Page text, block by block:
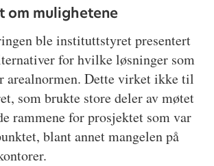
om mulighetene
ble instituttstyret presentert
for hvilke løsninger som
arealnormen. Dette virket ikke til
som brukte store deler av møtet
rammene for prosjektet som var
blant annet mangelen på